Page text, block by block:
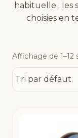
habituelle ; les
choisies en
Affichage de